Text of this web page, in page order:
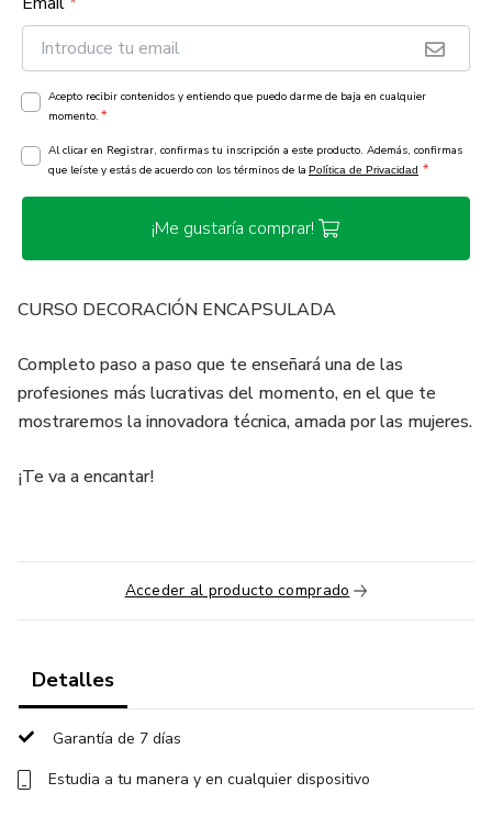
Acepto recibir contenidos y entiendo que puedo darme de baja en cualquier
momento. *
Al clicar en Registrar, confirmas tu inscripción a este producto. Además, confirmas
que leíste y estás de acuerdo con los términos de la Política de Privacidad *
¡Me gustaría comprar!
CURSO DECORACIÓN ENCAPSULADA
Completo paso a paso que te enseñará una de las
profesiones más lucrativas del momento, en el que te
mostraremos la innovadora técnica, amada por las mujeres.
¡Te va a encantar!
Acceder al producto comprado
Detalles
Garantía de 7 días
Estudia a tu manera y en cualquier dispositivo